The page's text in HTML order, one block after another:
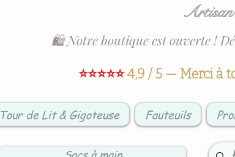
Artisan
⭐⭐⭐⭐⭐4,9 / 5 — Merci à
🛍️ Notre boutique est ouverte !
Tour de Lit & Gigoteuse Fauteuils